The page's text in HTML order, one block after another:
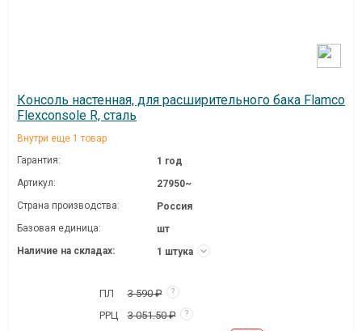
Консоль настенная, для расширительного бака Flamco
Flexconsole R, сталь
Внутри еще 1 товар
Гарантия:
1 год
Артикул:
27950~
Страна производства:
Россия
Базовая единица:
шт
Наличие на складах:
1 штука
ПЛ 3 590 ₽ ?
РРЦ 3 051.50 ₽ ?